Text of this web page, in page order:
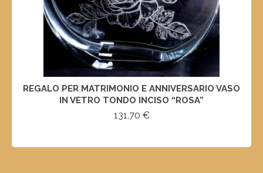
REGALO PER MATRIMONIO E ANNIVERSARIO VASO
IN VETRO TONDO INCISO “ROSA”
131,70 €